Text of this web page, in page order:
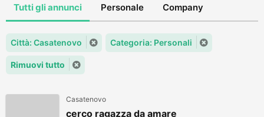
Tutti gli annunci Personale Company
Città: Casatenovo Categoria: Personali
Rimuovi tutto
Casatenovo
cerco ragazza da amare